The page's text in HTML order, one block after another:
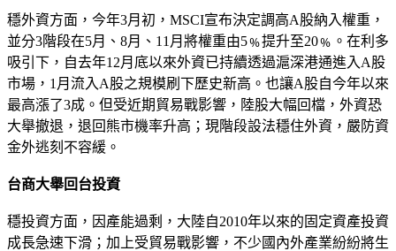
穩外資方面，今年3月初，MSCI宣布決定調高A股納入權重，
並分3階段在5月、8月、11月將權重由5﹪提升至20﹪。在利多
吸引下，自去年12月底以來外資已持續透過滬深港通進入A股
市場，1月流入A股之規模刷下歷史新高。也讓A股自今年以來
最高漲了3成。但受近期貿易戰影響，陸股大幅回檔，外資恐
大舉撤退，退回熊市機率升高；現階段設法穩住外資，嚴防資
金外逃刻不容緩。
台商大舉回台投資
穩投資方面，因產能過剩，大陸自2010年以來的固定資產投資
成長急速下滑；加上受貿易戰影響，不少國內外產業紛紛將生